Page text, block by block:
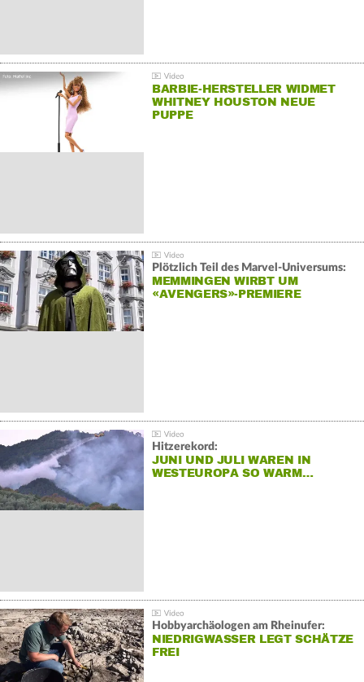
BARBIE-HERSTELLER WIDMET
WHITNEY HOUSTON NEUE
PUPPE
Plötzlich Teil des Marvel-Universums:
MEMMINGEN WIRBT UM
«AVENGERS»-PREMIERE
Hitzerekord:
JUNI UND JULI WAREN IN
WESTEUROPA SO WARM…
Hobbyarchäologen am Rheinufer:
NIEDRIGWASSER LEGT SCHÄTZE
FREI